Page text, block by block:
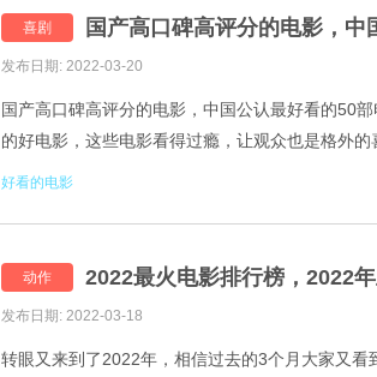
喜剧 国产高口碑高评分的电影，
发布日期: 2022-03-20
国产高口碑高评分的电影，中国公认最好看的50
的好电影，这些电影看得过瘾，让观众也是格外的
的，国产高口碑高评分的电影，中国公认最好看的
好看的电影
动作 2022最火电影排行榜，2022
发布日期: 2022-03-18
转眼又来到了2022年，相信过去的3个月大家又